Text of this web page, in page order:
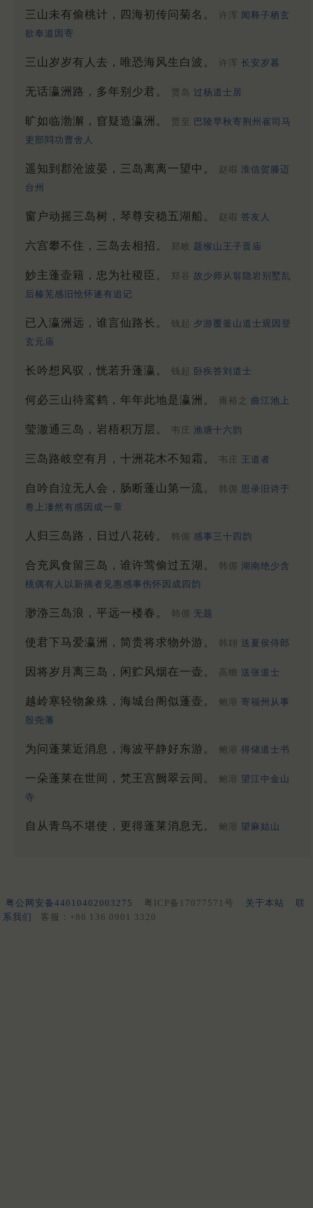
三山未有偷桃计，四海初传问菊名。 许浑 闻释子栖玄
欲奉道因寄
三山岁岁有人去，唯恐海风生白波。 许浑 长安岁暮
无话瀛洲路，多年别少君。 贾岛 过杨道士居
旷如临渤澥，窅疑造瀛洲。 贾至 巴陵早秋寄荆州崔司马
吏部閰功曹舍人
遥知到郡沧波晏，三岛离离一望中。 赵嘏 淮信贺滕迈
台州
窗户动摇三岛树，琴尊安稳五湖船。 赵嘏 答友人
六宫攀不住，三岛去相招。 郑畋 题缑山王子晋庙
妙主蓬壶籍，忠为社稷臣。 郑谷 故少师从翁隐岩别墅乱
后榛芜感旧怆怀遂有追记
已入瀛洲远，谁言仙路长。 钱起 夕游覆釜山道士观因登
玄元庙
长吟想风驭，恍若升蓬瀛。 钱起 卧疾答刘道士
何必三山待鸾鹤，年年此地是瀛洲。 雍裕之 曲江池上
莹澈通三岛，岩梧积万层。 韦庄 渔塘十六韵
三岛路岐空有月，十洲花木不知霜。 韦庄 王道者
自吟自泣无人会，肠断蓬山第一流。 韩偓 思录旧诗于
卷上凄然有感因成一章
人归三岛路，日过八花砖。 韩偓 感事三十四韵
合充凤食留三岛，谁许莺偷过五湖。 韩偓 湖南绝少含
桃偶有人以新摘者见惠感事伤怀因成四韵
渺㳽三岛浪，平远一楼春。 韩偓 无题
使君下马爱瀛洲，简贵将求物外游。 韩翃 送夏侯侍郎
因将岁月离三岛，闲贮风烟在一壶。 高蟾 送张道士
越岭寒轻物象殊，海城台阁似蓬壶。 鲍溶 寄福州从事
殷尧藩
为问蓬莱近消息，海波平静好东游。 鲍溶 得储道士书
一朵蓬莱在世间，梵王宫阙翠云间。 鲍溶 望江中金山
寺
自从青鸟不堪使，更得蓬莱消息无。 鲍溶 望麻姑山
粤公网安备44010402003275 粤ICP备17077571号 关于本站
联
系我们
客服：+86 136 0901 3320